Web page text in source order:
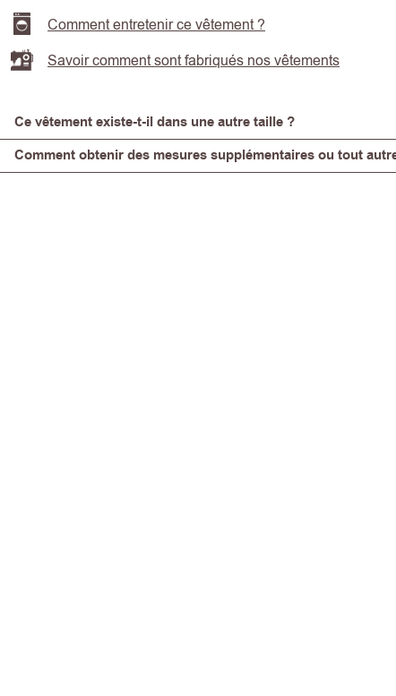
Comment entretenir ce vêtement ?
Savoir comment sont fabriqués nos vêtements
Ce vêtement existe-t-il dans une autre taille ?
Comment obtenir des mesures supplémentaires ou tout